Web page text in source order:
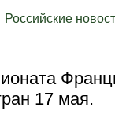
Российские
17 мая.